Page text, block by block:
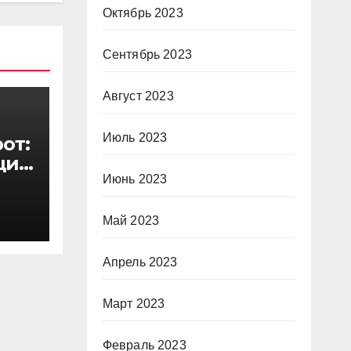
Октябрь 2023
Сентябрь 2023
Август 2023
Июль 2023
Июнь 2023
Май 2023
Апрель 2023
Март 2023
Февраль 2023